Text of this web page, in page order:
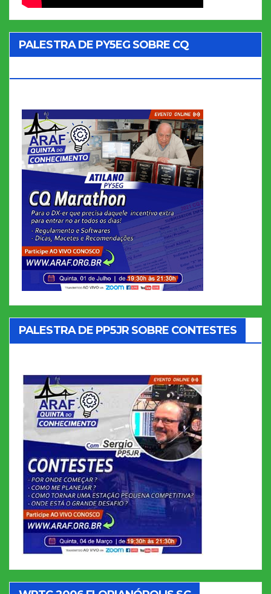
PALESTRA DE PY5EG SOBRE CQ
PALESTRA DE PP5JR SOBRE CONTESTES